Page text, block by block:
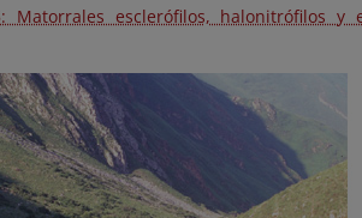
esclerófilos, halonitrófilos y